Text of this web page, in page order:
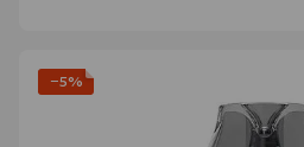
−5%